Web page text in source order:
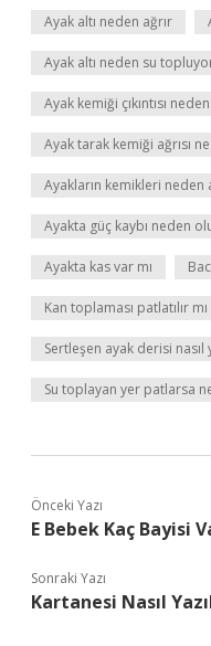
Ayak altı neden ağrır
Ayak altı neden su
Ayak kemiği çıkıntısı
Ayak tarak kemiği ağrısı
Ayakların kemikleri neden
Ayakta güç kaybı neden
Ayakta kas var mı
Kan toplaması patlatılır mı
Sertleşen ayak derisi nasıl
Su toplayan yer patlarsa
Önceki Yazı
E Bebek Kaç Bayisi
Sonraki Yazı
Kartanesi Nasıl